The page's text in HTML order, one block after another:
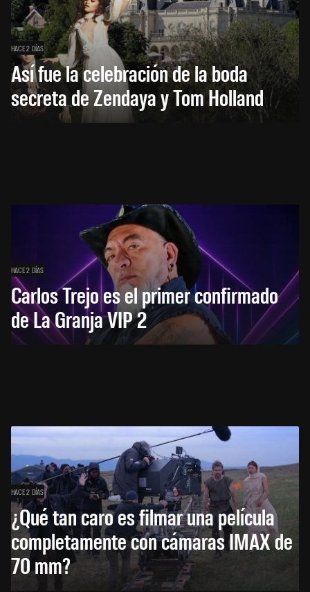
HACE 2 DÍAS
Así fue la celebración de la boda
secreta de Zendaya y Tom Holland
HACE 2 DÍAS
Carlos Trejo es el primer confirmado
de La Granja VIP 2
HACE 2 DÍAS
¿Qué tan caro es filmar una película
completamente con cámaras IMAX de
70 mm?